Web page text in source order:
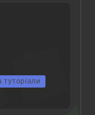
туторіали